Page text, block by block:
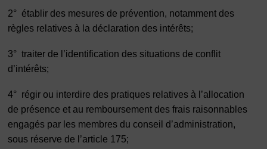
2° établir des mesures de prévention, notamment des
règles relatives à la déclaration des intérêts;
3° traiter de l’identification des situations de conflit
d’intérêts;
4° régir ou interdire des pratiques relatives à l’allocation
de présence et au remboursement des frais raisonnables
engagés par les membres du conseil d’administration,
sous réserve de l’article 175;